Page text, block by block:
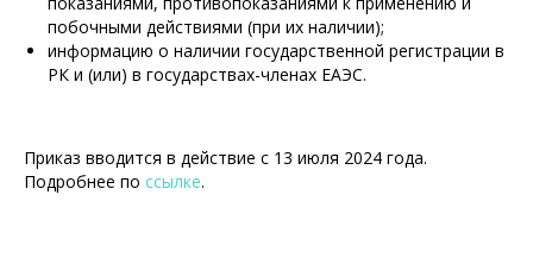
побочными действиями (при их наличии);
информацию о наличии государственной регистрации в
РК и (или) в государствах-членах ЕАЭС.
Приказ вводится в действие с 13 июля 2024 года.
Подробнее по ссылке.